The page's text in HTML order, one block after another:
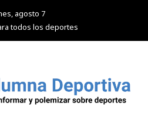
agosto 7
todos los deportes